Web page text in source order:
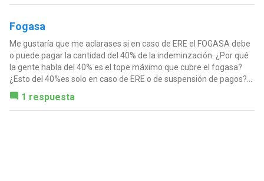
Fogasa
Me gustaría que me aclarases si en caso de ERE el FOGASA debe
o puede pagar la cantidad del 40% de la indeminzación. ¿Por qué
la gente habla del 40% es el tope máximo que cubre el fogasa?
¿Esto del 40%es solo en caso de ERE o de suspensión de pagos?...
1 respuesta